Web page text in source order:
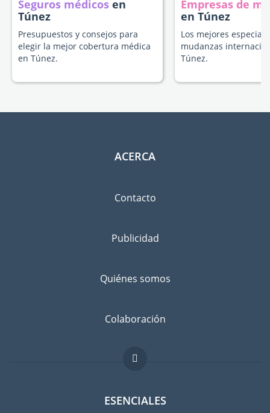
Seguros médicos en
Túnez
Presupuestos y consejos para
elegir la mejor cobertura médica
en Túnez.
Empresas de
en Túnez
Los mejores
mudanzas
Túnez.
ACERCA
Contacto
Publicidad
Quiénes somos
Colaboración
ESENCIALES